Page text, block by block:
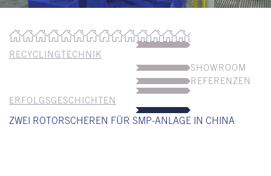
RECYCLINGTECHNIK
SHOWROOM
REFERENZEN
ERFOLGSGESCHICHTEN
ZWEI ROTORSCHEREN FÜR SMP-ANLAGE IN CHINA